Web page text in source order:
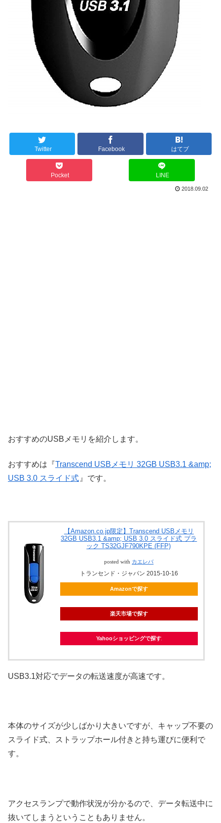
Twitter Facebook はてブ
Pocket LINE
2018.09.02
おすすめのUSBメモリを紹介します。
おすすめは『Transcend USBメモリ 32GB USB3.1 &amp;
USB 3.0 スライド式 』です。
【Amazon.co.jp限定】Transcend USBメモリ
32GB USB3.1 &amp; USB 3.0 スライド式 ブラ
ック TS32GJF790KPE (FFP)
posted with カエレバ
トランセンド・ジャパン 2015-10-16
Amazonで探す
楽天市場で探す
Yahooショッピングで探す
USB3.1対応でデータの転送速度が高速です。
本体のサイズが少しばかり大きいですが、キャップ不要の
スライド式、ストラップホール付きと持ち運びに便利で
す。
アクセスランプで動作状況が分かるので、データ転送中に
抜いてしまうということもありません。